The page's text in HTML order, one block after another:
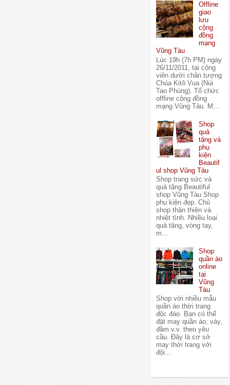
Offline
giao
lưu
cộng
đồng
mạng
Vũng Tàu
Lúc 19h (7h PM) ngày
26/11/2011, tại công
viên dưới chân tượng
Chúa Kitô Vua (Núi
Tao Phùng). Tổ chức
offline cộng đồng
mạng Vũng Tàu. M...
Shop
quà
tặng và
phụ
kiện
Beautif
ul shop Vũng Tàu
Shop trang sức và
quà tặng Beautiful
shop Vũng Tàu Shop
phụ kiện đẹp. Chủ
shop thân thiện và
nhiệt tình. Nhiều loại
quà tặng, vòng tay,
m...
Shop
quần áo
online
tại
Vũng
Tàu
Shop với nhiều mẫu
quần áo thời trang
độc đáo. Bạn có thể
đặt may quần áo, váy,
đầm v.v. theo yêu
cầu. Đây là cơ sở
may thời trang với
đội...